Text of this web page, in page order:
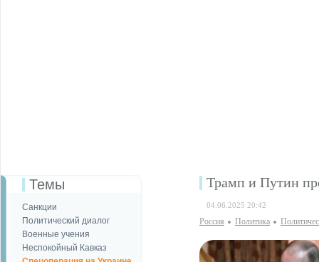
Темы
Санкции
Политический диалог
Военные учения
Неспокойный Кавказ
Трамп и Путин
04.06.2025 20:42
Россия Политика